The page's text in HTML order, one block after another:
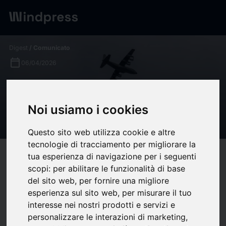
Noi usiamo i cookies
Questo sito web utilizza cookie e altre
tecnologie di tracciamento per migliorare la
tua esperienza di navigazione per i seguenti
scopi: per abilitare le funzionalità di base
del sito web, per fornire una migliore
esperienza sul sito web, per misurare il tuo
interesse nei nostri prodotti e servizi e
personalizzare le interazioni di marketing,
calendar_today
integración industrial en
Compatibilità help
(0) bookmark_borderupload Condividi
El Futuro Sistema Aéreo de Combate (FCAS, por sus siglas en
inglés), el ambicioso programa franco-alemán-español para
desarrollar el avión de combate europeo del futuro,
atraviesa